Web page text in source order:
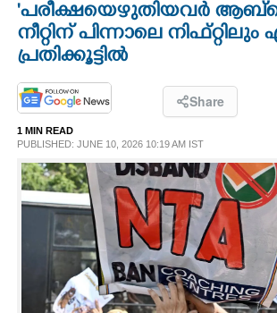
OPINION
PHOTOS
LIFESTYLE
SPIRITUAL
INFO+
ART
'പരീക്ഷയെഴുതിയവര്‍
നീറ്റിന് പിന്നാലെ
പ്രതിക്കൂട്ടിൽ
Share
1 MIN READ
PUBLISHED: JUNE 10, 2026 10:19 AM IST